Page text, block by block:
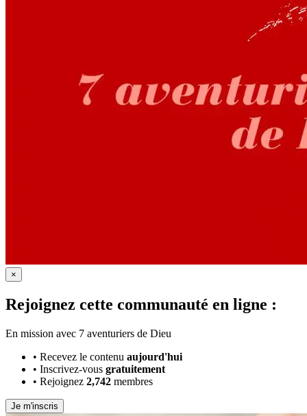
×
Rejoignez cette communauté en ligne :
En mission avec 7 aventuriers de Dieu
• Recevez le contenu aujourd'hui
• Inscrivez-vous gratuitement
• Rejoignez 2,742 membres
Je m'inscris